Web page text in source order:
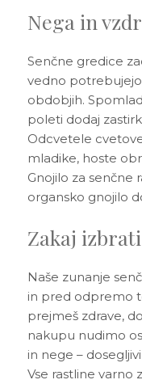
Nega in
Senčne gredice
vedno potrebujejo
obdobjih.
poleti dodaj
Odcvetele
mladike, hoste
Gnojilo za senčne
organsko gnojilo
Zakaj
Naše zunanje
in pred odpremo
prejmeš zdrave,
nakupu nudimo
in nege –
Vse rastline varno